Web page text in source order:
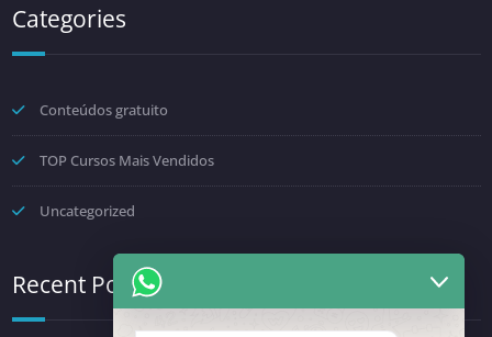
Categories
Conteúdos gratuito
TOP Cursos Mais Vendidos
Uncategorized
Recent Posts